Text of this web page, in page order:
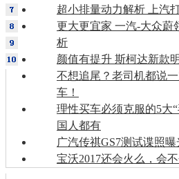
超小排量动力解析 上汽
更大更宜家 一汽-大众蔚
析
颜值有提升 斯柯达新款
不想追尾？老司机都说
车！
理性买车必须克服的5大“
国人都有
广汽传祺GS7测试谍照
宝沃2017还会火么，会